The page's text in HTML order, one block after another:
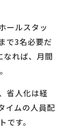
ールスタッ
で3名必要だ
なれば、月間
省人化は経
イムの人員配
す。